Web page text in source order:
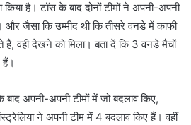
है। टॉस के बाद दोनों टीमों ने अपनी-अपनी
और जैसा कि उम्मीद थी कि तीसरे वनडे में काफी
वही देखने को मिला। बता दें कि 3 वनडे मैचों
अपनी-अपनी टीमों में जो बदलाव किए,
ने अपनी टीम में 4 बदलाव किए हैं। वहीं